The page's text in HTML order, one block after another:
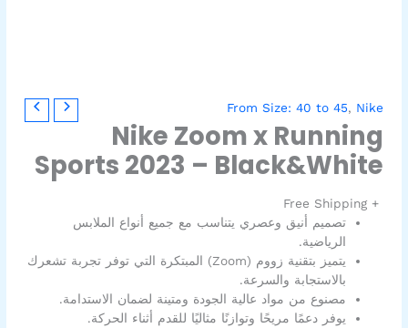
From Size: 40 to 45, Nike
Nike Zoom x Running
Sports 2023 – Black&White
+ Free Shipping
تصميم أنيق وعصري يتناسب مع جميع أنواع الملابس
الرياضية.
يتميز بتقنية زووم (Zoom) المبتكرة التي توفر تجربة تشعرك
بالاستجابة والسرعة.
مصنوع من مواد عالية الجودة ومتينة لضمان الاستدامة.
يوفر دعمًا مريحًا وتوازنًا مثاليًا للقدم أثناء الحركة.